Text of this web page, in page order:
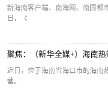
新海南客户端、南海网、南国都
日，《...
近日，位于海南省海口市的海南
营。...